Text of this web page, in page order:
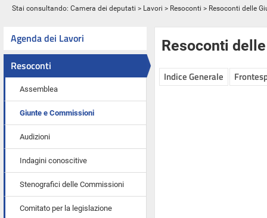
Stai consultando: Camera dei deputati > Lavori > Resoconti > Resoconti delle
Agenda dei Lavori
Resoconti
Assemblea
Giunte e Commissioni
Audizioni
Indagini conoscitive
Stenografici delle Commissioni
Comitato per la legislazione
Resoconti
Indice Generale